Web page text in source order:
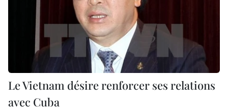
Le Vietnam désire renforcer ses relations
avec Cuba